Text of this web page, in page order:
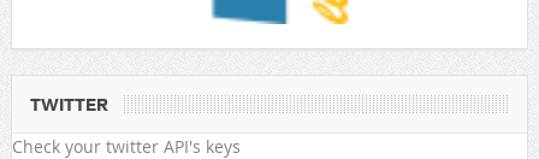
TWITTER
Check your twitter API's keys